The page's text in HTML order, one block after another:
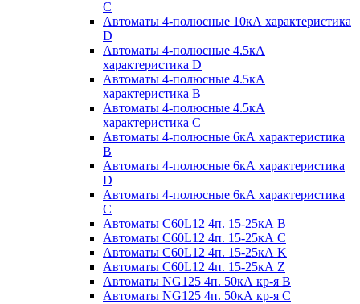
C
Автоматы 4-полюсные 10кА характеристика
D
Автоматы 4-полюсные 4.5кА
характеристика D
Автоматы 4-полюсные 4.5кА
характеристика В
Автоматы 4-полюсные 4.5кА
характеристика С
Автоматы 4-полюсные 6кА характеристика
B
Автоматы 4-полюсные 6кА характеристика
D
Автоматы 4-полюсные 6кА характеристика
С
Автоматы C60L12 4п. 15-25кА B
Автоматы C60L12 4п. 15-25кА C
Автоматы C60L12 4п. 15-25кА K
Автоматы C60L12 4п. 15-25кА Z
Автоматы NG125 4п. 50кА кр-я B
Автоматы NG125 4п. 50кА кр-я C